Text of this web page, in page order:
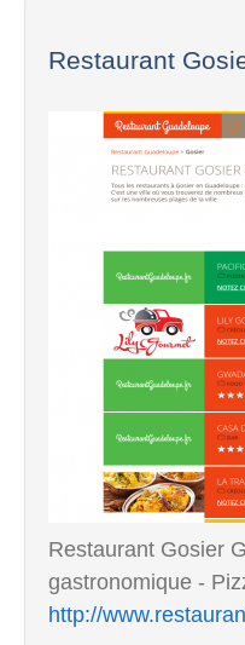
Restaurant
Restaurant Gosier
gastronomique -
http://